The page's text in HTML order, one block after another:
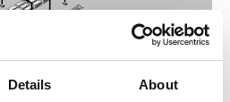
Details About